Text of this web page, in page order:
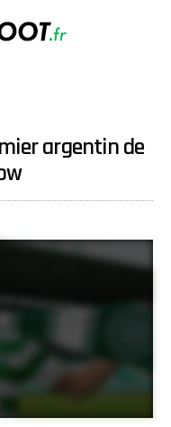
argentin de